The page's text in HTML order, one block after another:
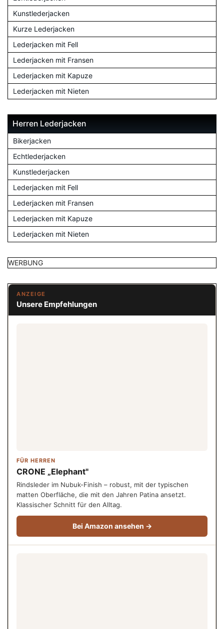
Kunstlederjacken
Kurze Lederjacken
Lederjacken mit Fell
Lederjacken mit Fransen
Lederjacken mit Kapuze
Lederjacken mit Nieten
Herren Lederjacken
Bikerjacken
Echtlederjacken
Kunstlederjacken
Lederjacken mit Fell
Lederjacken mit Fransen
Lederjacken mit Kapuze
Lederjacken mit Nieten
WERBUNG
ANZEIGE
Unsere Empfehlungen
FÜR HERREN
CRONE „Elephant"
Rindsleder im Nubuk-Finish – robust, mit der typischen
matten Oberfläche, die mit den Jahren Patina ansetzt.
Klassischer Schnitt für den Alltag.
Bei Amazon ansehen →